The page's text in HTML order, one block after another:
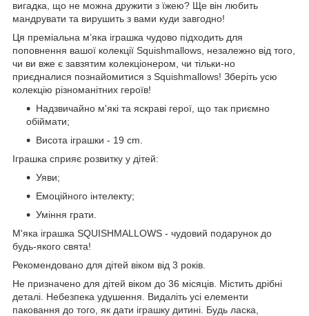
вигадка, що не можна дружити з їжею? Ще він любить
мандрувати та вирушить з вами куди завгодно!
Ця преміальна м’яка іграшка чудово підходить для
поповнення вашої колекції Squishmallows, незалежно від того,
чи ви вже є завзятим колекціонером, чи тільки-но
приєдналися познайомитися з Squishmallows! Зберіть усю
колекцію різноманітних героїв!
Надзвичайно м'які та яскраві герої, що так приємно
обіймати;
Висота іграшки - 19 cm.
Іграшка сприяє розвитку у дітей:
Уяви;
Емоційного інтелекту;
Уміння грати.
М'яка іграшка SQUISHMALLOWS - чудовий подарунок до
будь-якого свята!
Рекомендовано для дітей віком від 3 років.
Не призначено для дітей віком до 36 місяців. Містить дрібні
деталі. Небезпека удушення. Видаліть усі елементи
паковання до того, як дати іграшку дитині. Будь ласка,